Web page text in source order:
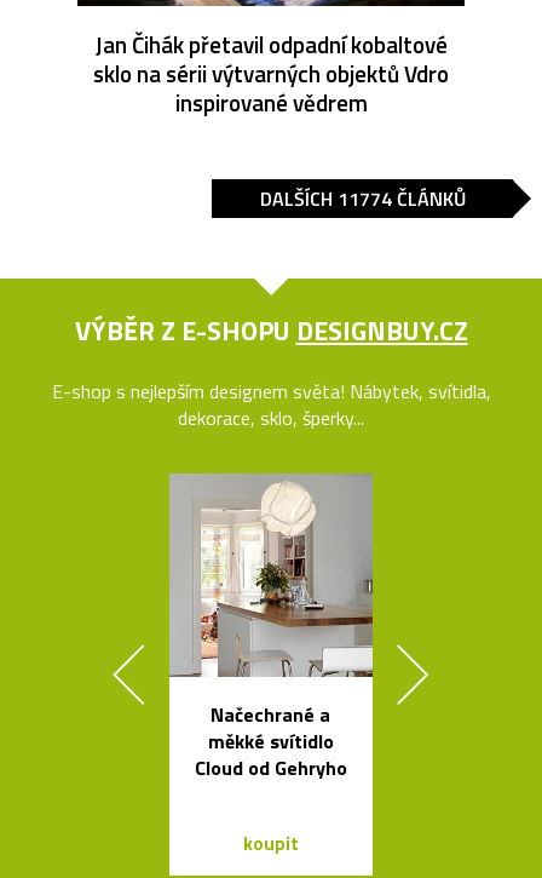
Jan Čihák přetavil odpadní kobaltové
sklo na sérii výtvarných objektů Vdro
inspirované vědrem
DALŠÍCH 11774 ČLÁNKŮ
VÝBĚR Z E-SHOPU DESIGNBUY.CZ
E-shop s nejlepším designem světa! Nábytek, svítidla,
dekorace, sklo, šperky...
Načechrané a
měkké svítidlo
Cloud od Gehryho
koupit